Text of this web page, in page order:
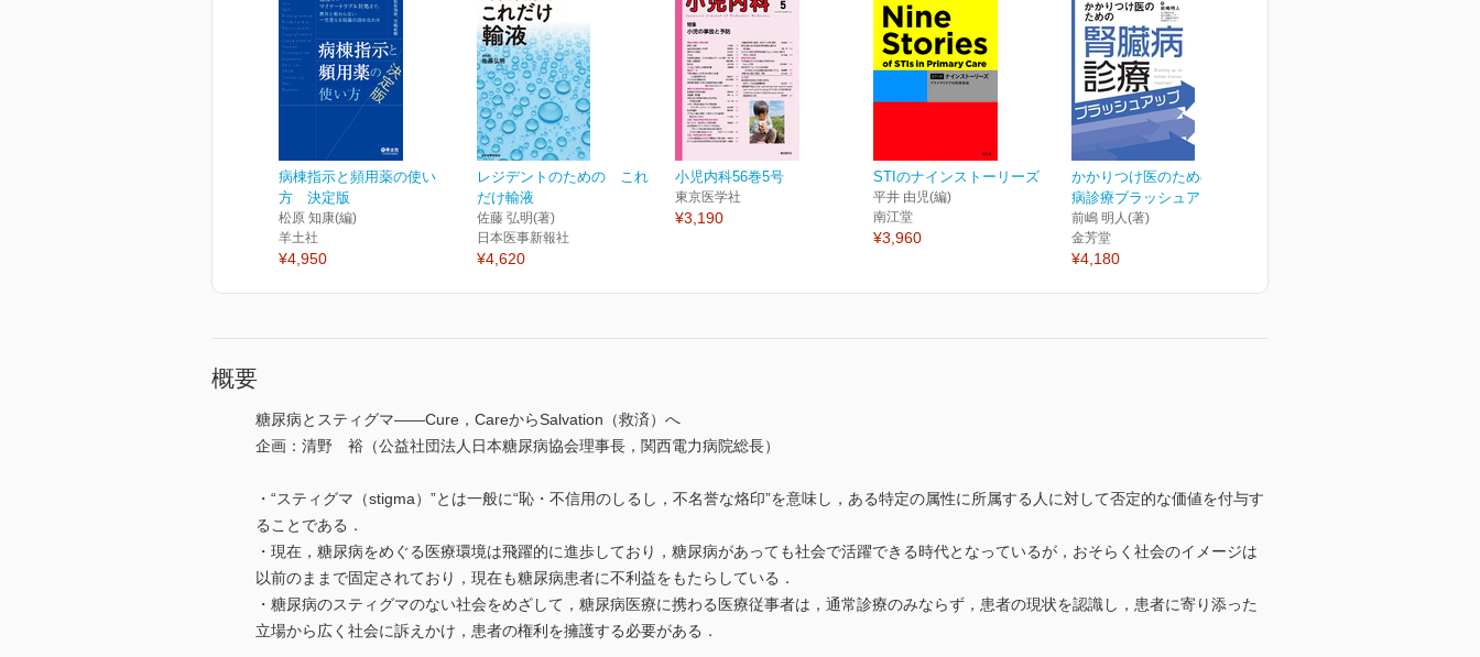
病棟指示と頻用薬の使い
方 決定版
松原 知康(編)
羊土社
¥4,950
レジデントのための これ
だけ輸液
佐藤 弘明(著)
日本医事新報社
¥4,620
小児内科56巻5号
東京医学社
¥3,190
STIのナインストーリーズ
平井 由児(編)
南江堂
¥3,960
かかりつけ医のための腎臓
病診療ブラッシュアップ
前嶋 明人(著)
金芳堂
¥4,180
概要
糖尿病とスティグマ――Cure，CareからSalvation（救済）へ
企画：清野 裕（公益社団法人日本糖尿病協会理事長，関西電力病院総長）
・“スティグマ（stigma）”とは一般に“恥・不信用のしるし，不名誉な烙印”を意味し，ある特定の属性に所属する人に対して否定的な価値を付与す
ることである．
・現在，糖尿病をめぐる医療環境は飛躍的に進歩しており，糖尿病があっても社会で活躍できる時代となっているが，おそらく社会のイメージは
以前のままで固定されており，現在も糖尿病患者に不利益をもたらしている．
・糖尿病のスティグマのない社会をめざして，糖尿病医療に携わる医療従事者は，通常診療のみならず，患者の現状を認識し，患者に寄り添った
立場から広く社会に訴えかけ，患者の権利を擁護する必要がある．